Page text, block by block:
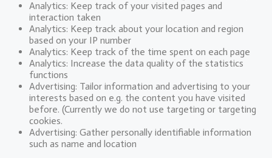
Analytics: Keep track of your visited pages and
interaction taken
Analytics: Keep track about your location and region
based on your IP number
Analytics: Keep track of the time spent on each page
Analytics: Increase the data quality of the statistics
functions
Advertising: Tailor information and advertising to your
interests based on e.g. the content you have visited
before. (Currently we do not use targeting or targeting
cookies.
Advertising: Gather personally identifiable information
such as name and location